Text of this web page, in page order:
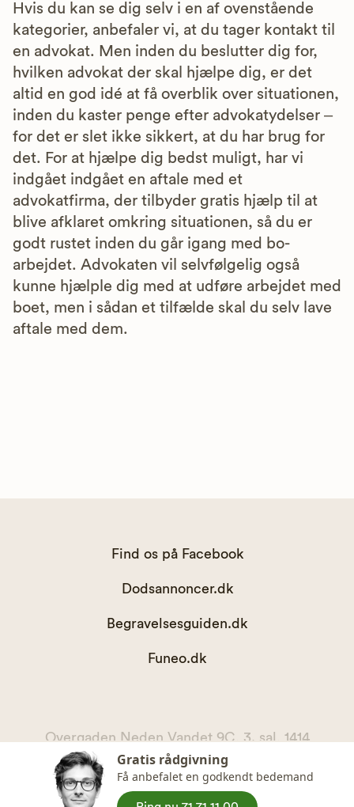
Hvis du kan se dig selv i en af ovenstående
kategorier, anbefaler vi, at du tager kontakt til
en advokat. Men inden du beslutter dig for,
hvilken advokat der skal hjælpe dig, er det
altid en god idé at få overblik over situationen,
inden du kaster penge efter advokatydelser –
for det er slet ikke sikkert, at du har brug for
det. For at hjælpe dig bedst muligt, har vi
indgået indgået en aftale med et
advokatfirma, der tilbyder gratis hjælp til at
blive afklaret omkring situationen, så du er
godt rustet inden du går igang med bo-
arbejdet. Advokaten vil selvfølgelig også
kunne hjælple dig med at udføre arbejdet med
boet, men i sådan et tilfælde skal du selv lave
aftale med dem.
Find os på Facebook
Dodsannoncer.dk
Begravelsesguiden.dk
Funeo.dk
Overgaden Neden Vandet 9C, 3. sal, 1414
København K
kontakt@begravelsesguiden.dk, telefon 71 71 11 00
CVR. 36065567
Gratis rådgivning
Få anbefalet en godkendt bedemand